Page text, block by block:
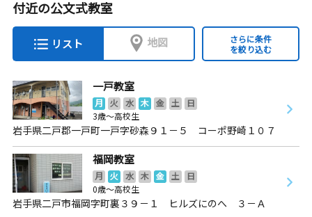
付近の公文式教室
リスト 地図
さらに条件
を絞り込む
一戸教室
月 火 水 木 金 土
日
3歳～高校生
岩手県二戸郡一戸町一戸字砂森９１－５ コーポ野崎１０７
福岡教室
月 火 水 木 金 土
日
0歳～高校生
岩手県二戸市福岡字町裏３９－１ ヒルズにのへ ３－Ａ